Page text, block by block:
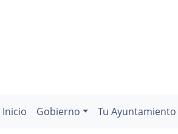
Inicio Gobierno Tu Ayuntamiento